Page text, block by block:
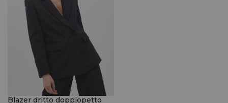
Blazer dritto doppiopetto